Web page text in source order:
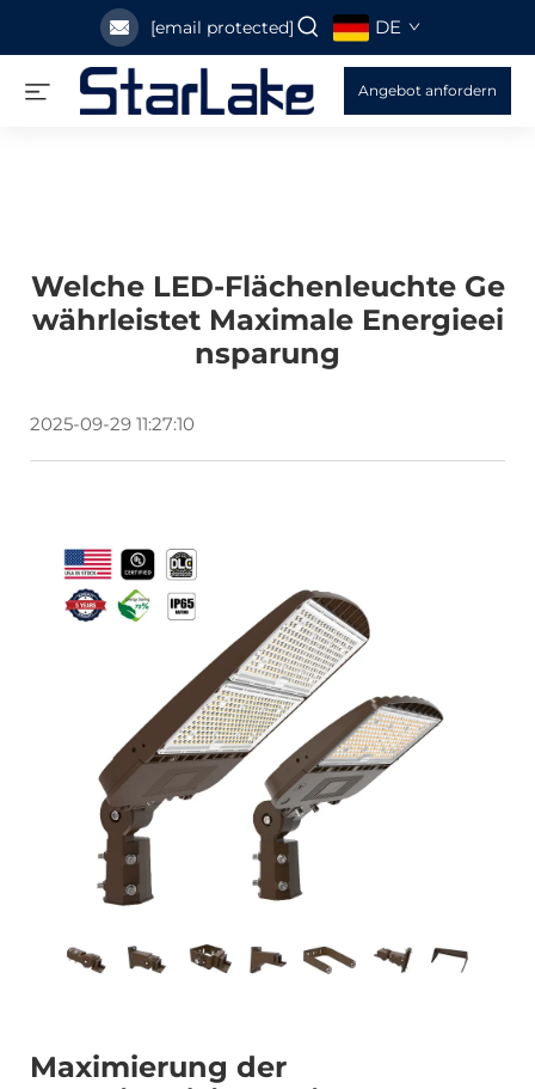
[email protected] DE
Angebot anfordern
Welche LED-Flächenleuchte Ge
Währleistet Maximale Energieei
Nsparung
2025-09-29 11:27:10
Maximierung der